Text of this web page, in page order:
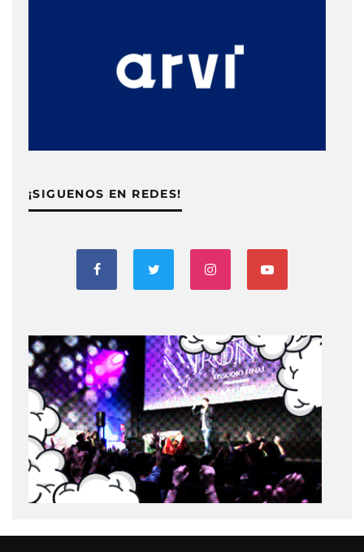
¡SIGUENOS EN REDES!